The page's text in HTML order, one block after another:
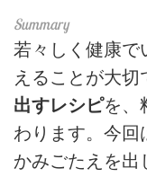
若々しく健康で
えることが大切
出すレシピを、
わります。今回
かみごたえを出